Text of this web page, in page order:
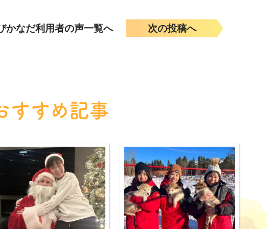
かなだ利用者の声一覧へ 次の投稿へ
すすめ記事